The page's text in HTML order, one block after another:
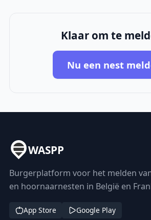
Klaar om te
Nu een nest
WASPP
Burgerplatform voor het melden
en hoornaarnesten in België en
App Store Google Play